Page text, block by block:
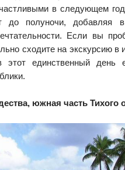
в следующем
до полуночи, добавляя в
Если вы
сходите на экскурсию в
этот единственный день
южная часть Тихого